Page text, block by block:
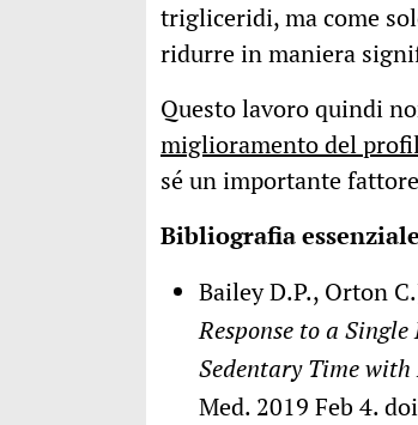
trigliceridi, ma come
ridurre in maniera
Questo lavoro quindi
miglioramento del
sé un importante
Bibliografia essenziale
Bailey D.P., Orton
Response to a
Sedentary Time
Med. 2019 Feb 4.